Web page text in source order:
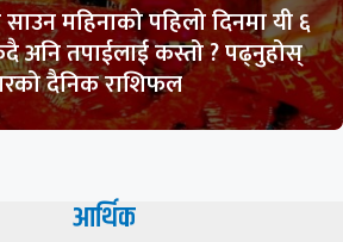
महिनाको पहिलो दिनमा यी ६
अनि तपाईलाई कस्तो ? पढ्नुहोस्
दैनिक राशिफल
आर्थिक